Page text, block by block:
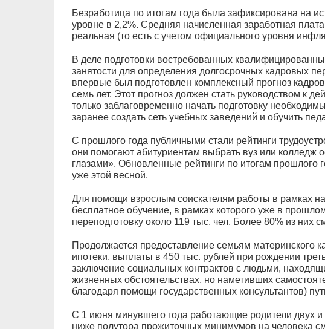
Безработица по итогам года была зафиксирована на
уровне в 2,2%. Средняя начисленная заработная
реальная (то есть с учетом официального уровня
В деле подготовки востребованных
занятости для определения долгосрочных кадровых
впервые был подготовлен комплексный прогноз
семь лет. Этот прогноз должен стать руководством к
только заблаговременно начать подготовку
заранее создать сеть учебных заведений и обучить
С прошлого года публичными стали рейтинги
они помогают абитуриентам выбрать вуз или колледж
глазами». Обновленные рейтинги по итогам прошлого
уже этой весной.
Для помощи взрослым соискателям работы в рамках
бесплатное обучение, в рамках которого уже в
переподготовку около 119 тыс. чел. Более 80% из них
Продолжается предоставление семьям материнского
ипотеки, выплаты в 450 тыс. рублей при рождении
заключение социальных контрактов с людьми,
жизненных обстоятельствах, но наметивших
благодаря помощи государственных консультантов)
С 1 июня минувшего года работающие родители двух и
ниже полутора прожиточных минимумов на человека